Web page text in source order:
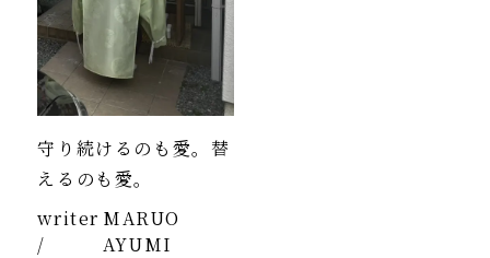
守り続けるのも愛。替
えるのも愛。
writer
/
MARUO
AYUMI